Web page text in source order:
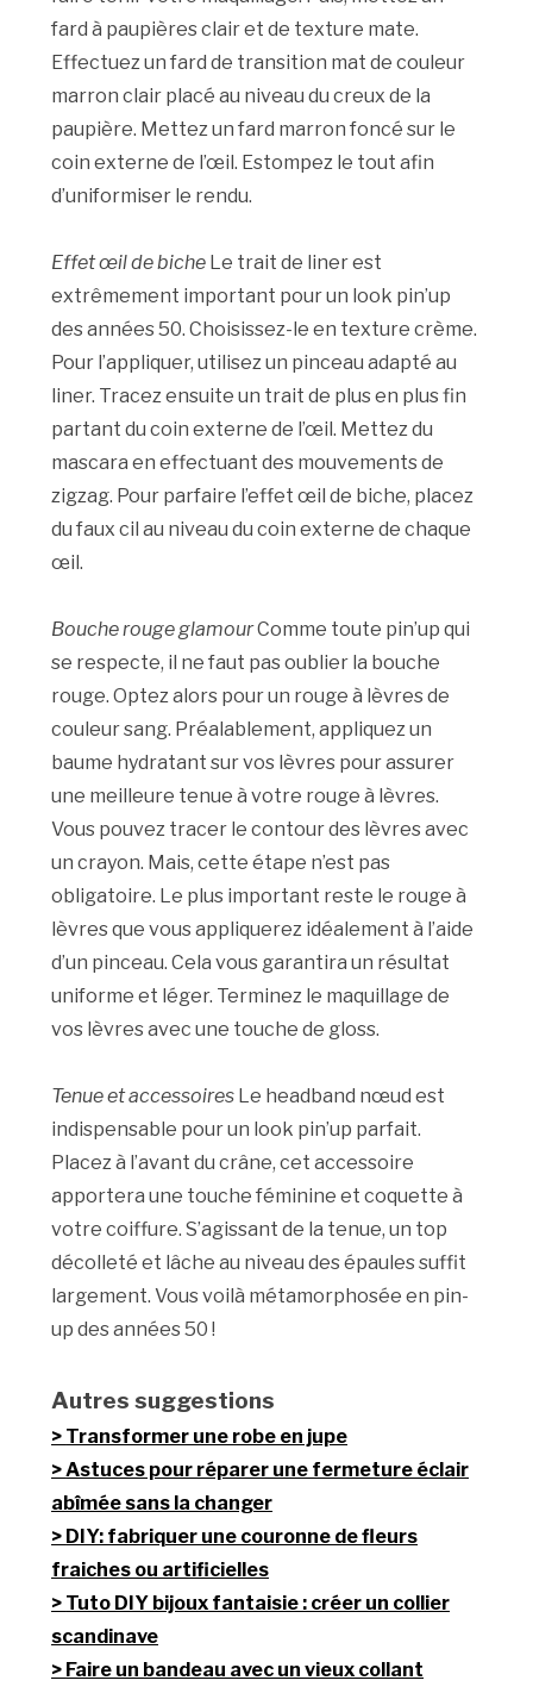
fard à paupières clair et de texture mate.
Effectuez un fard de transition mat de couleur
marron clair placé au niveau du creux de la
paupière. Mettez un fard marron foncé sur le
coin externe de l’œil. Estompez le tout afin
d’uniformiser le rendu.
Effet œil de biche Le trait de liner est
extrêmement important pour un look pin’up
des années 50. Choisissez-le en texture crème.
Pour l’appliquer, utilisez un pinceau adapté au
liner. Tracez ensuite un trait de plus en plus fin
partant du coin externe de l’œil. Mettez du
mascara en effectuant des mouvements de
zigzag. Pour parfaire l’effet œil de biche, placez
du faux cil au niveau du coin externe de chaque
œil.
Bouche rouge glamourComme toute pin’up qui
se respecte, il ne faut pas oublier la bouche
rouge. Optez alors pour un rouge à lèvres de
couleur sang. Préalablement, appliquez un
baume hydratant sur vos lèvres pour assurer
une meilleure tenue à votre rouge à lèvres.
Vous pouvez tracer le contour des lèvres avec
un crayon. Mais, cette étape n’est pas
obligatoire. Le plus important reste le rouge à
lèvres que vous appliquerez idéalement à l’aide
d’un pinceau. Cela vous garantira un résultat
uniforme et léger. Terminez le maquillage de
vos lèvres avec une touche de gloss.
Tenue et accessoires Le headband nœud est
indispensable pour un look pin’up parfait.
Placez à l’avant du crâne, cet accessoire
apportera une touche féminine et coquette à
votre coiffure. S’agissant de la tenue, un top
décolleté et lâche au niveau des épaules suffit
largement. Vous voilà métamorphosée en pin-
up des années 50 !
Autres suggestions
Transformer une robe en jupe
Astuces pour réparer une fermeture éclair
abîmée sans la changer
DIY: fabriquer une couronne de fleurs
fraiches ou artificielles
Tuto DIY bijoux fantaisie : créer un collier
scandinave
Faire un bandeau avec un vieux collant